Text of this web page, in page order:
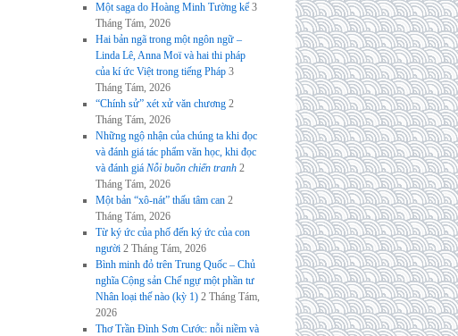
Một saga do Hoàng Minh Tường kể 3
Tháng Tám, 2026
Hai bản ngã trong một ngôn ngữ –
Linda Lê, Anna Moï và hai thi pháp
của kí ức Việt trong tiếng Pháp 3
Tháng Tám, 2026
“Chính sử” xét xử văn chương 2
Tháng Tám, 2026
Những ngộ nhận của chúng ta khi đọc
và đánh giá tác phẩm văn học, khi đọc
và đánh giá Nỗi buồn chiến tranh 2
Tháng Tám, 2026
Một bản “xô-nát” thấu tâm can 2
Tháng Tám, 2026
Từ ký ức của phố đến ký ức của con
người 2 Tháng Tám, 2026
Bình minh đỏ trên Trung Quốc – Chủ
nghĩa Cộng sản Chế ngự một phần tư
Nhân loại thế nào (kỳ 1) 2 Tháng Tám,
2026
Thơ Trần Đình Sơn Cước: nỗi niềm và